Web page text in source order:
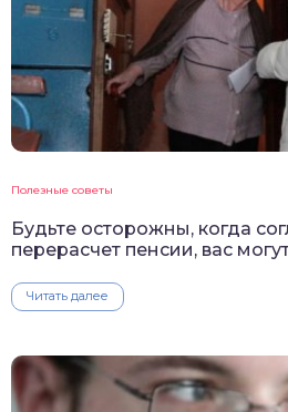
Полезные советы
Будьте осторожны, когда
перерасчет пенсии, вас
Читать далее